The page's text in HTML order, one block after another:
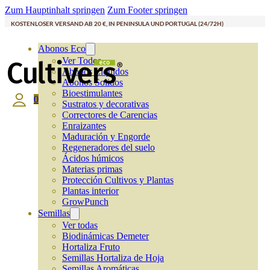
Zum Hauptinhalt springen Zum Footer springen
KOSTENLOSER VERSAND AB 20 €, IN PENINSULA UND PORTUGAL (24/72H)
Abonos Eco
Ver Todos
Abonos Líquidos
Abonos Solidos
Bioestimulantes
Sustratos y decorativas
Correctores de Carencias
Enraizantes
Maduración y Engorde
Regeneradores del suelo
Ácidos húmicos
Materias primas
Protección Cultivos y Plantas
Plantas interior
GrowPunch
Semillas
Ver todas
Biodinámicas Demeter
Hortaliza Fruto
Semillas Hortaliza de Hoja
0